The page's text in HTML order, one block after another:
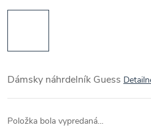
Dámsky náhrdelník Guess
Položka bola vypredaná…